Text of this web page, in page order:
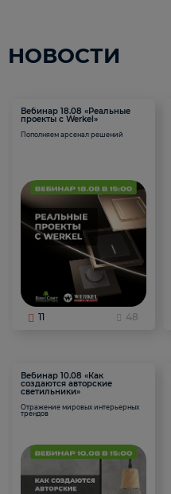
НОВОСТИ
Вебинар 18.08 «Реальные
проекты с Werkel»
Пополняем арсенал решений
11 48
Вебинар 10.08 «Как
создаются авторские
светильники»
Отражение мировых интерьерных
трендов